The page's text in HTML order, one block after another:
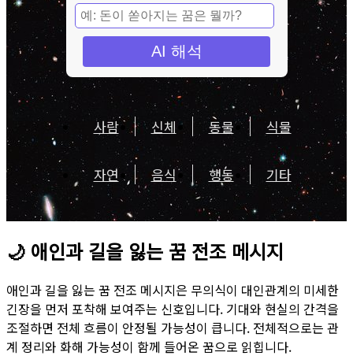
AI 해석
사람 신체 동물 식물
자연 음식 행동 기타
🌙 애인과 길을 잃는 꿈 전조 메시지
애인과 길을 잃는 꿈 전조 메시지은 무의식이 대인관계의 미세한
긴장을 먼저 포착해 보여주는 신호입니다. 기대와 현실의 간격을
조절하면 전체 흐름이 안정될 가능성이 큽니다. 전체적으로는 관
계 정리와 화해 가능성이 함께 들어온 꿈으로 읽힙니다.